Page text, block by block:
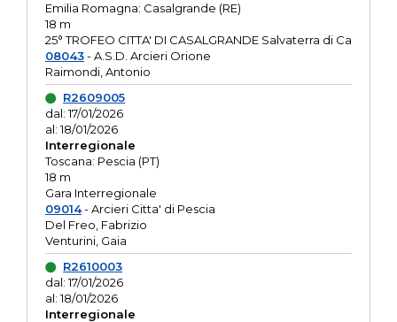
Emilia Romagna: Casalgrande (RE)
18 m
25° TROFEO CITTA' DI CASALGRANDE Salvaterra di Ca
08043- A.S.D. Arcieri Orione
Raimondi, Antonio
R2609005
dal: 17/01/2026
al: 18/01/2026
Interregionale
Toscana: Pescia (PT)
18 m
Gara Interregionale
09014- Arcieri Citta' di Pescia
Del Freo, Fabrizio
Venturini, Gaia
R2610003
dal: 17/01/2026
al: 18/01/2026
Interregionale